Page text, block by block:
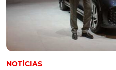
NOTÍCIAS